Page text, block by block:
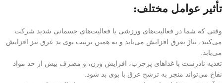
تأثیر عوامل مختلف:
وقتی که شما در فعالیت‌های ورزشی یا فعالیت‌های جسمانی شدید شرکت
می‌کنید، تناژ تعرق افزایش می‌یابد و به همین ترتیب بوی بد عرق نیز افزایش
می‌یابد.
تغذیه نادرست با غذاهای پرچرب، افزایش وزن، و مصرف بیش از حد مواد
نفاخ می‌تواند منجر به ترشح عرق با بوی بد شود.